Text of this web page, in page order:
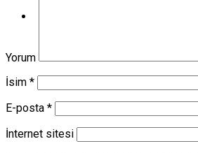
Yorum
İsim *
E-posta *
İnternet sitesi